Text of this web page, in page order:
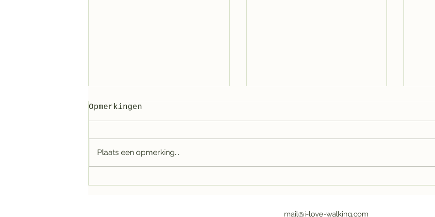
van het Betoverende
Opmerkingen
Plaats een opmerking...
mail@i-love-walking.com